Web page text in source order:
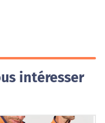
intéresser